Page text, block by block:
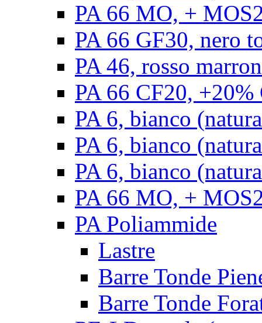
PA 66 MO, +
PA 66 GF30, nero
PA 46, rosso
PA 66 CF20,
PA 6, bianco
PA 6, bianco
PA 6, bianco
PA 66 MO, +
PA Poliammide
Lastre
Barre Tonde
Barre Tonde